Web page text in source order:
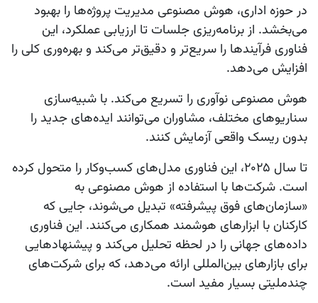
در حوزه اداری، هوش مصنوعی مدیریت پروژه‌ها را بهبود
می‌بخشد. از برنامه‌ریزی جلسات تا ارزیابی عملکرد، این
فناوری فرآیندها را سریع‌تر و دقیق‌تر می‌کند و بهره‌وری کلی را
افزایش می‌دهد.
هوش مصنوعی نوآوری را تسریع می‌کند. با شبیه‌سازی
سناریوهای مختلف، مشاوران می‌توانند ایده‌های جدید را
بدون ریسک واقعی آزمایش کنند.
تا سال 2025، این فناوری مدل‌های کسب‌وکار را متحول کرده
است. شرکت‌ها با استفاده از هوش مصنوعی به
«سازمان‌های فوق پیشرفته» تبدیل می‌شوند، جایی که
کارکنان با ابزارهای هوشمند همکاری می‌کنند. این فناوری
داده‌های جهانی را در لحظه تحلیل می‌کند و پیشنهادهایی
برای بازارهای بین‌المللی ارائه می‌دهد، که برای شرکت‌های
چندملیتی بسیار مفید است.